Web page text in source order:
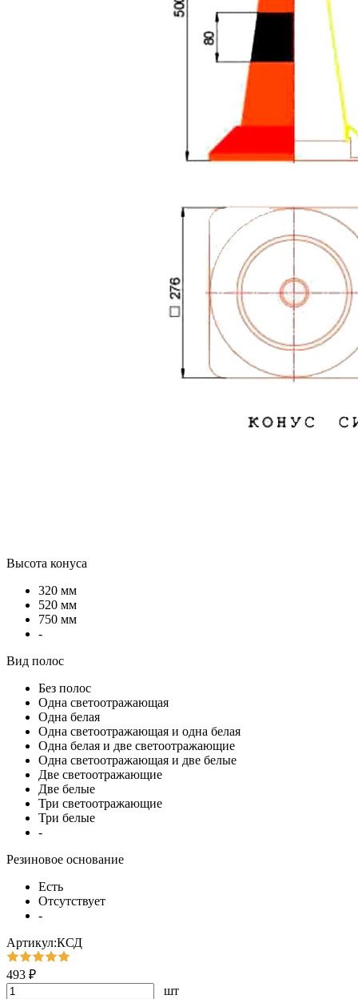
Высота конуса
320 мм
520 мм
750 мм
-
Вид полос
Без полос
Одна светоотражающая
Одна белая
Одна светоотражающая и одна белая
Одна белая и две светоотражающие
Одна светоотражающая и две белые
Две светоотражающие
Две белые
Три светоотражающие
Три белые
-
Резиновое основание
Есть
Отсутствует
-
Артикул:КСД
493 ₽
шт